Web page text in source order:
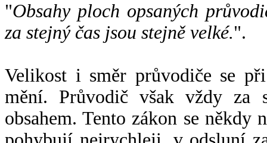
"Obsahy ploch opsaných
za stejný čas jsou stejně velké.".
Velikost i směr průvodiče se
mění. Průvodič však vždy za
obsahem. Tento zákon se někdy